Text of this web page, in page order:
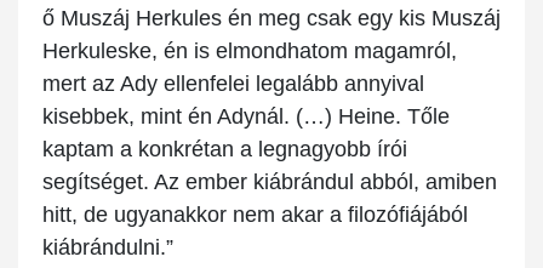
ő Muszáj Herkules én meg csak egy kis Muszáj
Herkuleske, én is elmondhatom magamról,
mert az Ady ellenfelei legalább annyival
kisebbek, mint én Adynál. (…) Heine. Tőle
kaptam a konkrétan a legnagyobb írói
segítséget. Az ember kiábrándul abból, amiben
hitt, de ugyanakkor nem akar a filozófiájából
kiábrándulni.”